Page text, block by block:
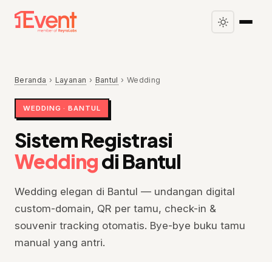
Beranda › Layanan › Bantul › Wedding
WEDDING · BANTUL
Sistem Registrasi
Weddingdi Bantul
Wedding elegan di Bantul — undangan digital
custom-domain, QR per tamu, check-in &
souvenir tracking otomatis. Bye-bye buku tamu
manual yang antri.